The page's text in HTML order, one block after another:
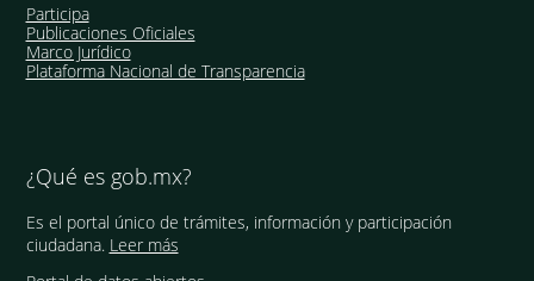
Participa
Publicaciones Oficiales
Marco Jurídico
Plataforma Nacional de Transparencia
¿Qué es gob.mx?
Es el portal único de trámites, información y participación
ciudadana. Leer más